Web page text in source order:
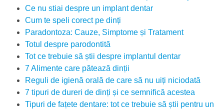
Ce nu stiai despre un implant dentar
Cum te speli corect pe dinți
Paradontoza: Cauze, Simptome și Tratament
Totul despre parodontită
Tot ce trebuie să știi despre implantul dentar
7 Alimente care pătează dinții
Reguli de igienă orală de care să nu uiți niciodată
7 tipuri de dureri de dinți și ce semnifică acestea
Tipuri de fațete dentare: tot ce trebuie să știi pentru un